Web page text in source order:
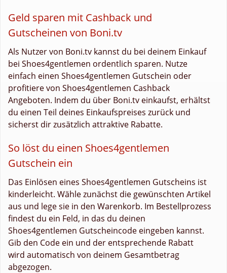
Geld sparen mit Cashback und
Gutscheinen von Boni.tv
Als Nutzer von Boni.tv kannst du bei deinem Einkauf
bei Shoes4gentlemen ordentlich sparen. Nutze
einfach einen Shoes4gentlemen Gutschein oder
profitiere von Shoes4gentlemen Cashback
Angeboten. Indem du über Boni.tv einkaufst, erhältst
du einen Teil deines Einkaufspreises zurück und
sicherst dir zusätzlich attraktive Rabatte.
So löst du einen Shoes4gentlemen
Gutschein ein
Das Einlösen eines Shoes4gentlemen Gutscheins ist
kinderleicht. Wähle zunächst die gewünschten Artikel
aus und lege sie in den Warenkorb. Im Bestellprozess
findest du ein Feld, in das du deinen
Shoes4gentlemen Gutscheincode eingeben kannst.
Gib den Code ein und der entsprechende Rabatt
wird automatisch von deinem Gesamtbetrag
abgezogen.